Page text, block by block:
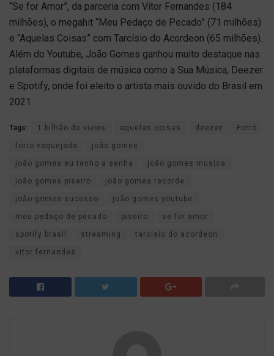
“Se for Amor”, da parceria com Vitor Fernandes (184
milhões), o megahit “Meu Pedaço de Pecado” (71 milhões)
e “Aquelas Coisas” com Tarcísio do Acordeon (65 milhões).
Além do Youtube, João Gomes ganhou muito destaque nas
plataformas digitais de música como a Sua Música, Deezer
e Spotify, onde foi eleito o artista mais ouvido do Brasil em
2021.
Tags: 1 bilhão de views aquelas coisas deezer Forró
forro vaquejada joão gomes
joão gomes eu tenho a senha joão gomes musica
joão gomes piseiro joão gomes recorde
joão gomes sucesso joão gomes youtube
meu pedaço de pecado piseiro se for amor
spotify brasil streaming tarcisio do acordeon
vitor fernandes